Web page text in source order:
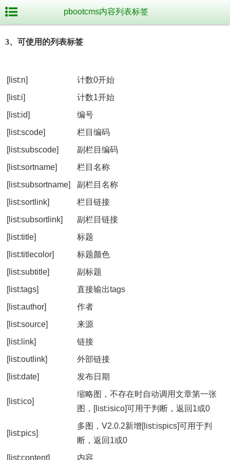
pbootcms内容列表标签
3、可使用的列表标签
[list:n]
计数0开始
[list:i]
计数1开始
[list:id]
编号
[list:scode]
栏目编码
[list:subscode]
副栏目编码
[list:sortname]
栏目名称
[list:subsortname]
副栏目名称
[list:sortlink]
栏目链接
[list:subsortlink]
副栏目链接
[list:title]
标题
[list:titlecolor]
标题颜色
[list:subtitle]
副标题
[list:tags]
直接输出tags
[list:author]
作者
[list:source]
来源
[list:link]
链接
[list:outlink]
外部链接
[list:date]
发布日期
[list:ico]
缩略图，不存在时自动调用文章第一张
图，[list:isico]可用于判断，返回1或0
[list:pics]
多图，V2.0.2新增[list:ispics]可用于判
断，返回1或0
[list:content]
内容